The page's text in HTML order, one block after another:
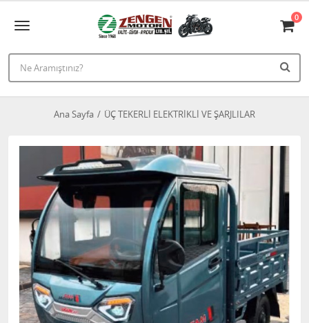
0
Ana Sayfa ÜÇ TEKERLİ ELEKTRİKLİ VE ŞARJLILAR